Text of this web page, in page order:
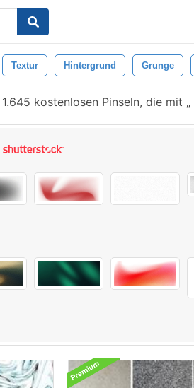
Textur Hintergrund Grunge
1.645 kostenlosen Pinseln, die mit